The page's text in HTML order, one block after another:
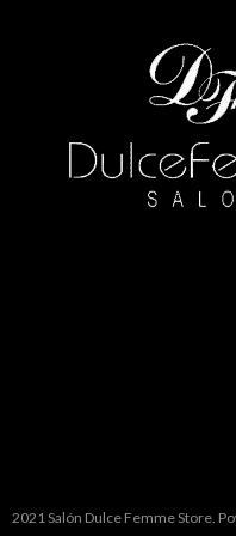
2021 Salón Dulce Femme Store.